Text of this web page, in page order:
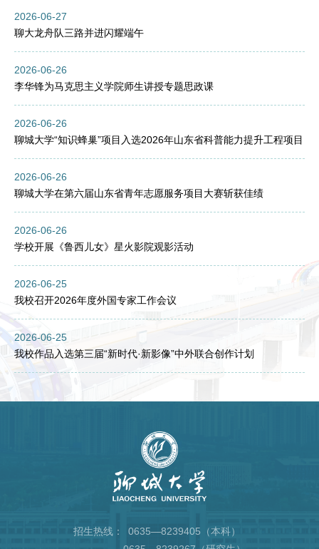
2026-06-27
聊大龙舟队三路并进闪耀端午
2026-06-26
李华锋为马克思主义学院师生讲授专题思政课
2026-06-26
聊城大学“知识蜂巢”项目入选2026年山东省科普能力提升工程项目
2026-06-26
聊城大学在第六届山东省青年志愿服务项目大赛斩获佳绩
2026-06-26
学校开展《鲁西儿女》星火影院观影活动
2026-06-25
我校召开2026年度外国专家工作会议
2026-06-25
我校作品入选第三届“新时代·新影像”中外联合创作计划
招生热线：
0635—8239405（本科）